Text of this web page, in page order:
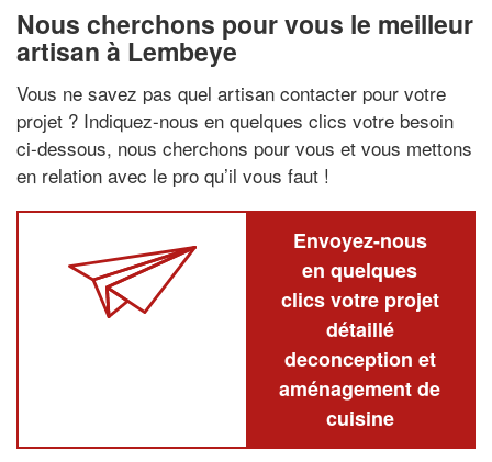
Nous cherchons pour vous le meilleur
artisan à Lembeye
Vous ne savez pas quel artisan contacter pour votre
projet ? Indiquez-nous en quelques clics votre besoin
ci-dessous, nous cherchons pour vous et vous mettons
en relation avec le pro qu’il vous faut !
Envoyez-nous
en quelques
clics votre projet
détaillé
deconception et
aménagement de
cuisine